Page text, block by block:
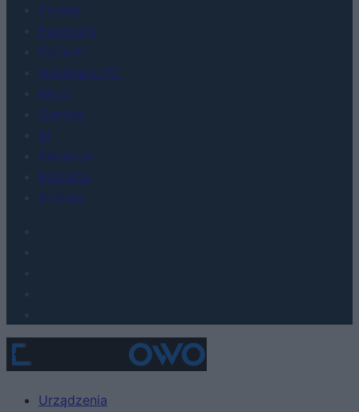
Porady
Promocje
FinTech
Hardware PC
Moto
Gaming
AI
Redakcja
Reklama
Kontakt
Urządzenia